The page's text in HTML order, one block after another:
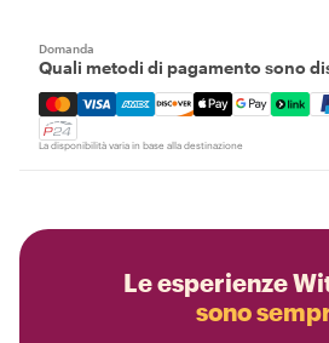
Domanda
Quali metodi di pagamento sono
Mastercard, Visa, Amex,
La disponibilità varia in base alla destinazione
Le esperienze
sono